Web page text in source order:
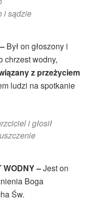
i sądzie
Był on głoszony i
chrzest wodny,
z przeżyciem
ludzi na spotkanie
i głosił
–Jest on
Boga
Św.